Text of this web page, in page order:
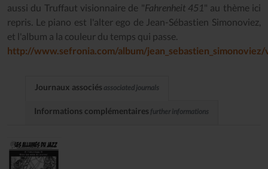
aussi du Truffaut visionnaire de "Fahrenheit 451" au thème ici
repris. Le piano est l'alter ego de Jean-Sébastien Simonoviez,
et l'album a la couleur du temps qui passe.
http://www.sefronia.com/album/jean_sebastien_simonoviez/
Journaux associés associated journals
Informations complémentaires further informations